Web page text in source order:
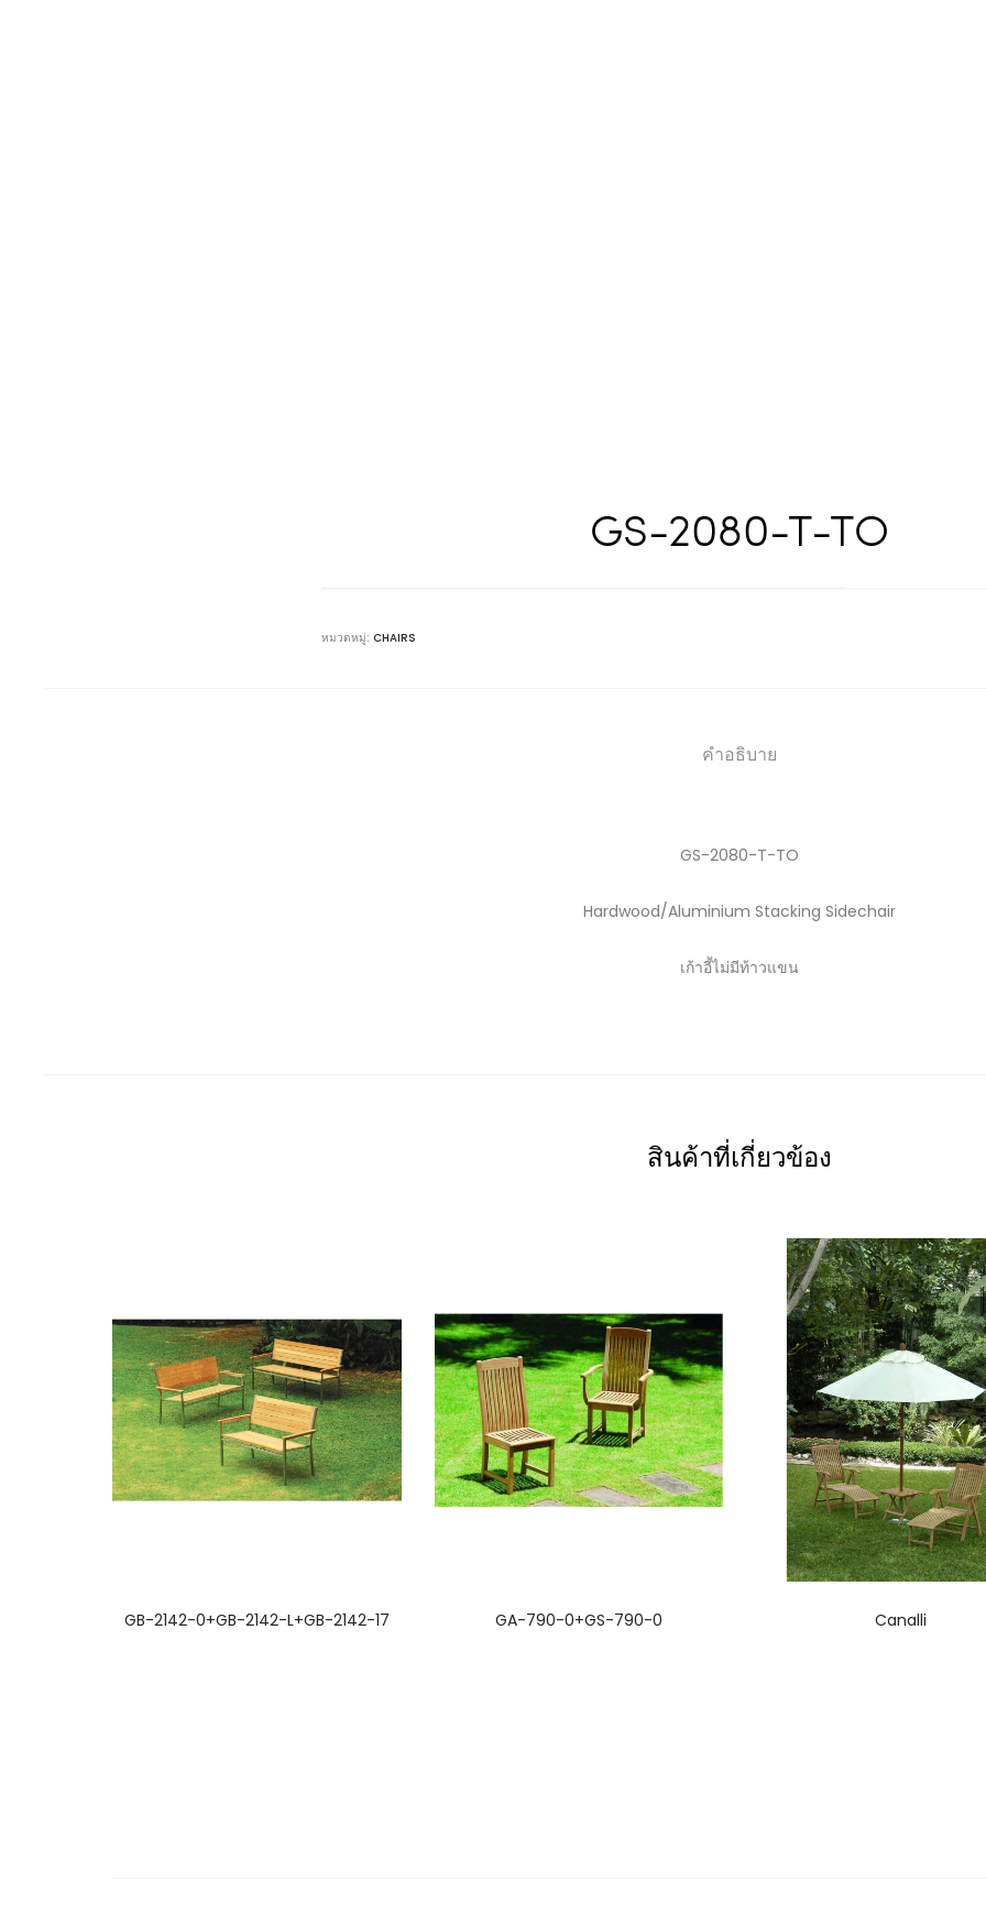
GS-2080-T-TO
หมวดหมู่: CHAIRS
คำอธิบาย
GS-2080-T-TO
Hardwood/Aluminium Stacking Sidechair
เก้าอี้ไม่มีท้าวแขน
สินค้าที่เกี่ยวข้อง
GB-2142-0+GB-2142-L+GB-2142-17 GA-790-0+GS-790-0 Canalli